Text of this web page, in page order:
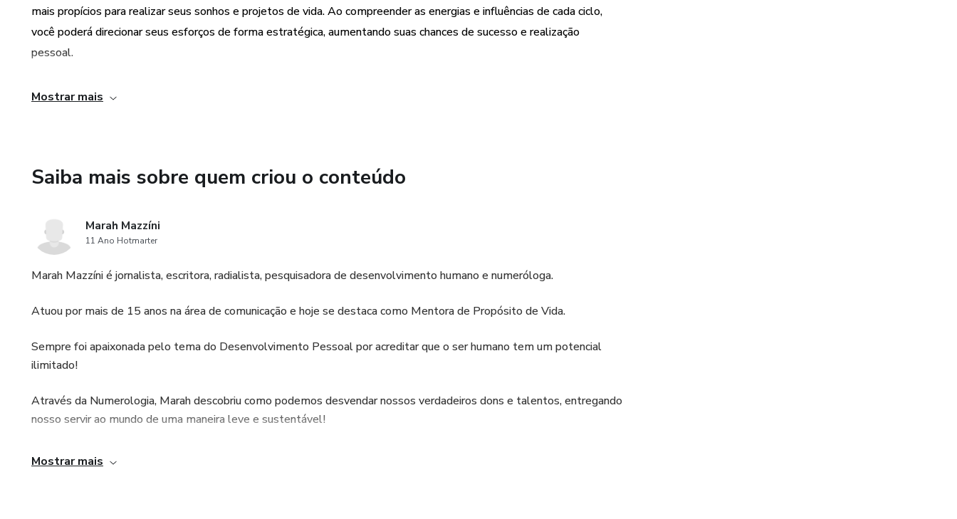
mais propícios para realizar seus sonhos e projetos de vida. Ao compreender as energias e influências de cada ciclo,
você poderá direcionar seus esforços de forma estratégica, aumentando suas chances de sucesso e realização
pessoal.
Mostrar mais
Saiba mais sobre quem criou o conteúdo
Marah Mazzíni
11 Ano Hotmarter
Marah Mazzíni é jornalista, escritora, radialista, pesquisadora de desenvolvimento humano e numeróloga.
Atuou por mais de 15 anos na área de comunicação e hoje se destaca como Mentora de Propósito de Vida.
Sempre foi apaixonada pelo tema do Desenvolvimento Pessoal por acreditar que o ser humano tem um potencial
ilimitado!
Através da Numerologia, Marah descobriu como podemos desvendar nossos verdadeiros dons e talentos, entregando
nosso servir ao mundo de uma maneira leve e sustentável!
Compreendeu também que nossa meta, como ser humano, é evoluir contribuindo com a evolução dos outros, num
Mostrar mais